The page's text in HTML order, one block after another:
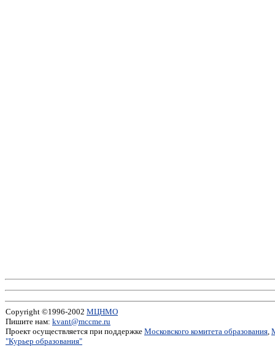
Copyright ©1996-2002 МЦНМО
Пишите нам: kvant@mccme.ru
Проект осуществляется при поддержке Московского комитета образования,
"Курьер образования"